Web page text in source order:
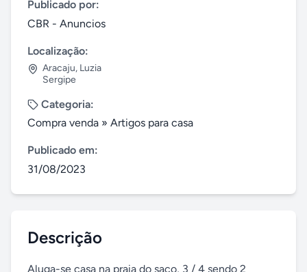
Publicado por:
CBR - Anuncios
Localização:
Aracaju, Luzia
Sergipe
Categoria:
Compra venda » Artigos para casa
Publicado em:
31/08/2023
Descrição
Aluga-se casa na praia do saco, 3 / 4 sendo 2